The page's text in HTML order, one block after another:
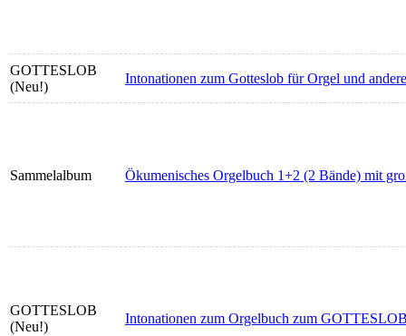
GOTTESLOB
(Neu!)
Intonationen zum Gotteslob für Orgel und
Sammelalbum Ökumenisches Orgelbuch 1+2 (2 Bände) mit
GOTTESLOB
(Neu!)
Intonationen zum Orgelbuch zum